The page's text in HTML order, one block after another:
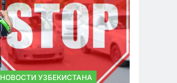
НОВОСТИ УЗБЕКИСТАНА